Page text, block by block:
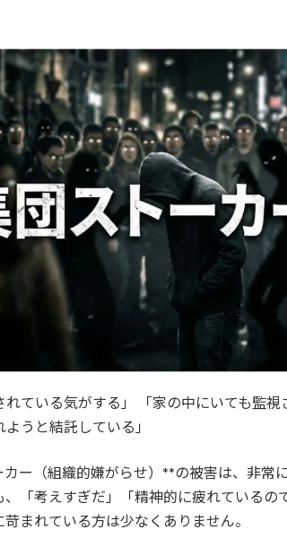
ている気がする」 「家の中にいても監
うと結託している」
ー（組織的嫌がらせ）**の被害は、非常
、「考えすぎだ」「精神的に疲れているの
まれている方は少なくありません。